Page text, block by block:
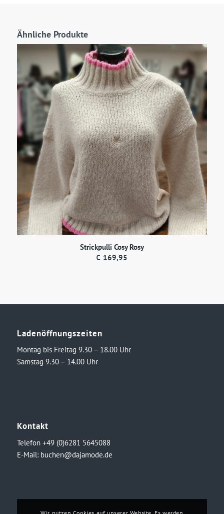
Ähnliche Produkte
Strickpulli Cosy Rosy
€ 169,95
Ladenöffnungszeiten
Montag bis Freitag 9.30 – 18.00 Uhr
Samstag 9.30 – 14.00 Uhr
Kontakt
Telefon +49 (0)6281 5645088
E-Mail: buchen@dajamode.de